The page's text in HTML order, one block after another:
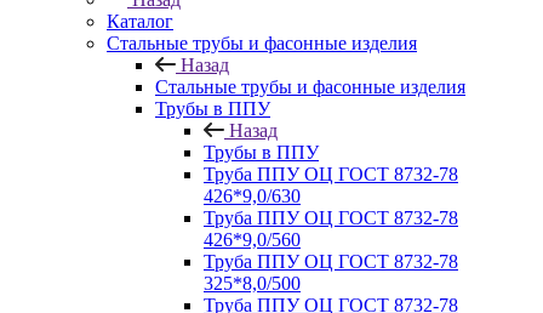
Каталог
Стальные трубы и фасонные изделия
Назад
Стальные трубы и фасонные изделия
Трубы в ППУ
Назад
Трубы в ППУ
Труба ППУ ОЦ ГОСТ 8732-78
426*9,0/630
Труба ППУ ОЦ ГОСТ 8732-78
426*9,0/560
Труба ППУ ОЦ ГОСТ 8732-78
325*8,0/500
Труба ППУ ОЦ ГОСТ 8732-78